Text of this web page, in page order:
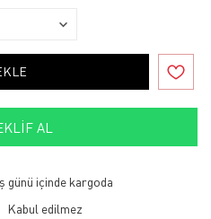
AL
günü içinde kargoda